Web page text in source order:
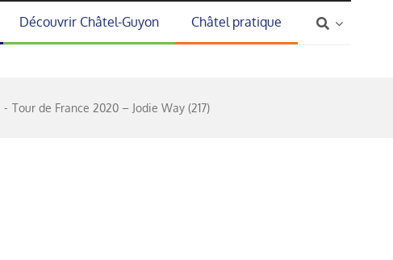
Découvrir Châtel-Guyon Châtel pratique
Tour de France 2020 – Jodie Way (217)